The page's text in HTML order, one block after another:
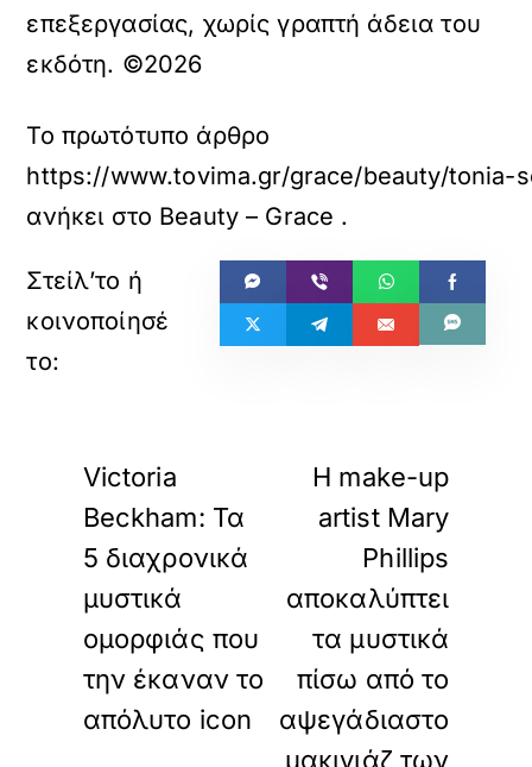
επεξεργασίας, χωρίς γραπτή άδεια του
εκδότη. ©2026
Το πρωτότυπο άρθρο
https://www.tovima.gr/grace/beauty/
ανήκει στο Beauty – Grace .
Victoria
Beckham: Τα
5 διαχρονικά
μυστικά
ομορφιάς που
την έκαναν το
απόλυτο icon
Η make-up
artist Mary
Phillips
αποκαλύπτει
τα μυστικά
πίσω από το
αψεγάδιαστο
μακιγιάζ των